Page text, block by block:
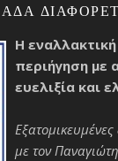
Η εναλλακτική
περιήγηση με
ευελιξία και
με τον